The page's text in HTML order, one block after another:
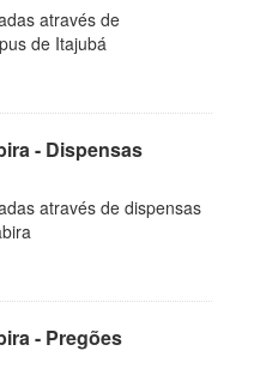
através de
de Itajubá
- Dispensas
através de dispensas
- Pregões